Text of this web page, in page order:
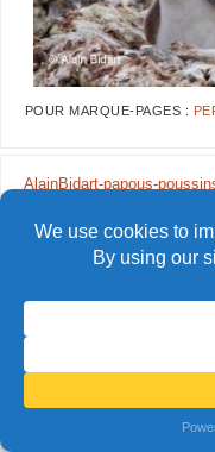
POUR MARQUE-PAGES :
AlainBidart-papous-